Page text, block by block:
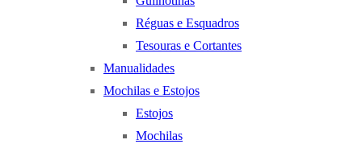
Réguas e Esquadros
Tesouras e Cortantes
Manualidades
Mochilas e Estojos
Estojos
Mochilas